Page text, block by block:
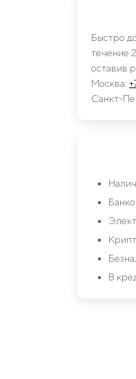
Быстро
течение
оставив
Москва:
Санкт-
В